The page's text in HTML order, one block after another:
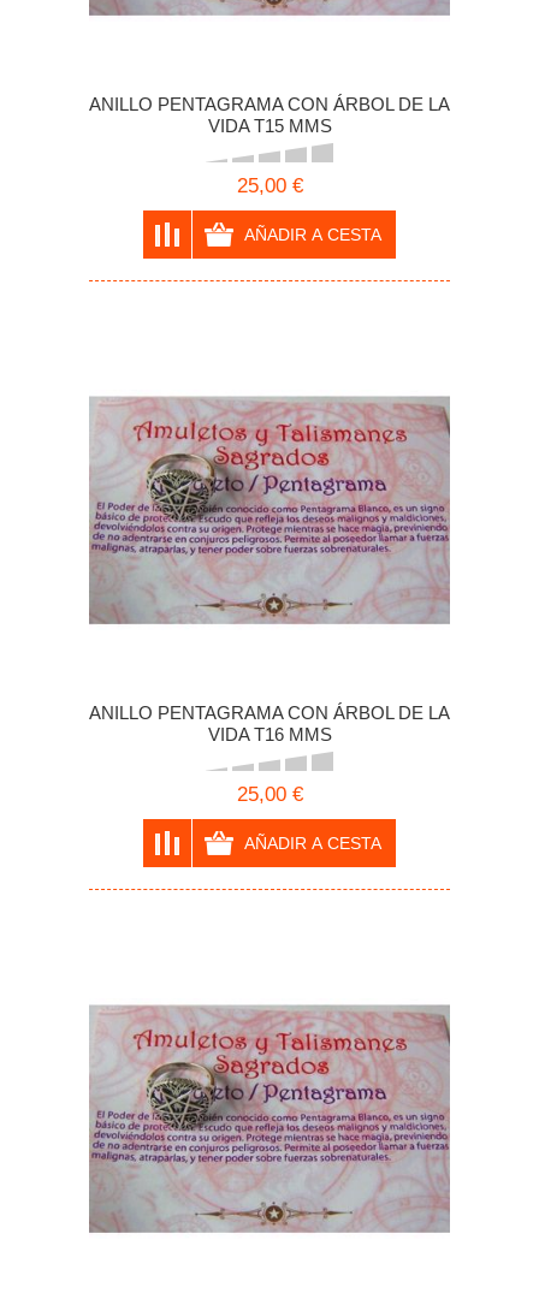
ANILLO PENTAGRAMA CON ÁRBOL DE LA
VIDA T15 MMS
25,00 €
ANILLO PENTAGRAMA CON ÁRBOL DE LA
VIDA T16 MMS
25,00 €